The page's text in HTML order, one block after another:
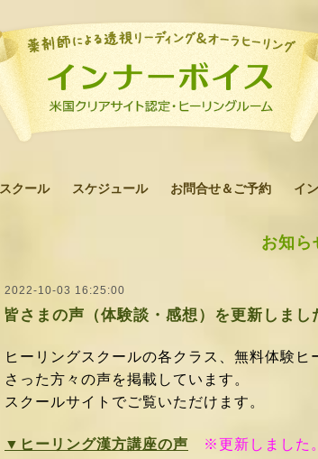
スクール スケジュール お問合せ＆ご予約 イ
お知ら
2022-10-03 16:25:00
皆さまの声（体験談・感想）を更新しまし
ヒーリングスクールの各クラス、無料体験
さった方々の声を掲載しています。
スクールサイトでご覧いただけます。
▼ヒーリング漢方講座の声 ※更新しました。